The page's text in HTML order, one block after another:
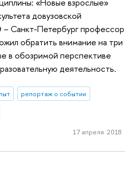
«Новые взрослые»
довузовской
Санкт-Петербург профессор
обратить внимание на три
в обозримой перспективе
деятельность.
репортаж о событии
17 апреля 2018